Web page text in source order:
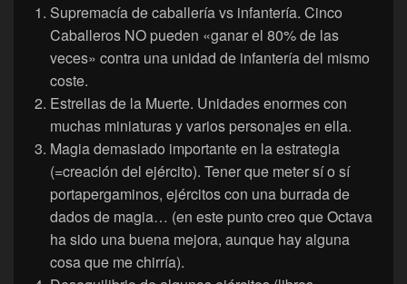
Supremacía de caballería vs infantería. Cinco
Caballeros NO pueden «ganar el 80% de las
veces» contra una unidad de infantería del mismo
coste.
Estrellas de la Muerte. Unidades enormes con
muchas miniaturas y varios personajes en ella.
Magia demasiado importante en la estrategia
(=creación del ejército). Tener que meter sí o sí
portapergaminos, ejércitos con una burrada de
dados de magia… (en este punto creo que Octava
ha sido una buena mejora, aunque hay alguna
cosa que me chirría).